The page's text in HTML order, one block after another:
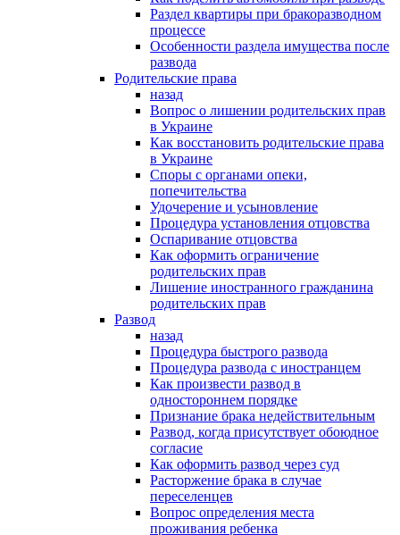
Раздел квартиры при бракоразводном
процессе
Особенности раздела имущества после
развода
Родительские права
назад
Вопрос о лишении родительских прав
в Украине
Как восстановить родительские права
в Украине
Споры с органами опеки,
попечительства
Удочерение и усыновление
Процедура установления отцовства
Оспаривание отцовства
Как оформить ограничение
родительских прав
Лишение иностранного гражданина
родительских прав
Развод
назад
Процедура быстрого развода
Процедура развода с иностранцем
Как произвести развод в
одностороннем порядке
Признание брака недействительным
Развод, когда присутствует обоюдное
согласие
Как оформить развод через суд
Расторжение брака в случае
переселенцев
Вопрос определения места
проживания ребенка